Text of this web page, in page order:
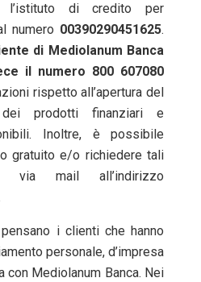
l’istituto di credito per
numero 00390290451625.
di Mediolanum Banca
il numero 800 607080
rispetto all’apertura del
prodotti finanziari e
Inoltre, è possibile
gratuito e/o richiedere tali
via mail all’indirizzo
i clienti che hanno
personale, d’impresa
con Mediolanum Banca. Nei